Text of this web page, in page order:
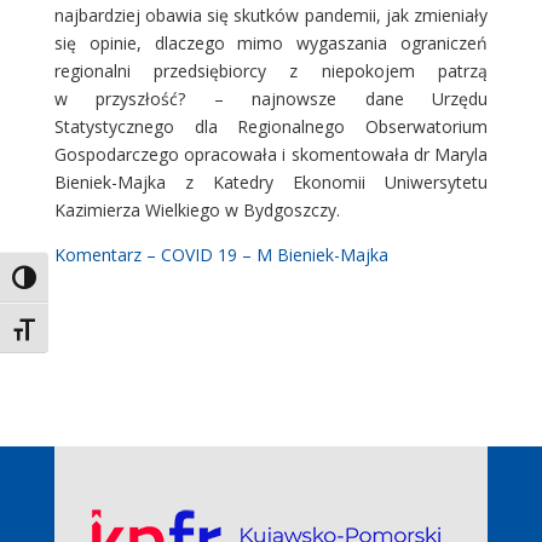
Toggle High Contrast
Toggle Font size
najbardziej obawia się skutków pandemii, jak zmieniały
się opinie, dlaczego mimo wygaszania ograniczeń
regionalni przedsiębiorcy z niepokojem patrzą
w przyszłość? – najnowsze dane Urzędu
Statystycznego dla Regionalnego Obserwatorium
Gospodarczego opracowała i skomentowała dr Maryla
Bieniek-Majka z Katedry Ekonomii Uniwersytetu
Kazimierza Wielkiego w Bydgoszczy.
Komentarz – COVID 19 – M Bieniek-Majka